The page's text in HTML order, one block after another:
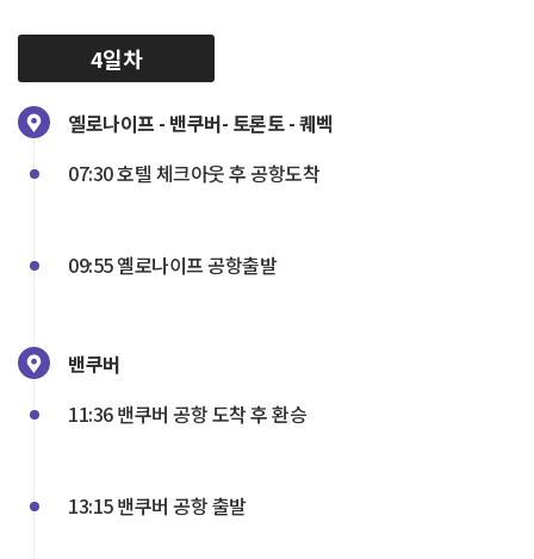
4일차
옐로나이프 - 밴쿠버- 토론토 - 퀘벡
07:30 호텔 체크아웃 후 공항도착
09:55 옐로나이프 공항출발
밴쿠버
11:36 밴쿠버 공항 도착 후 환승
13:15 밴쿠버 공항 출발